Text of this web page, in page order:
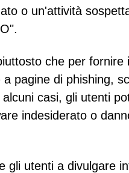
o un'attività
che per fornire
pagine di phishing,
casi, gli utenti
indesiderato o
gli utenti a divulgare